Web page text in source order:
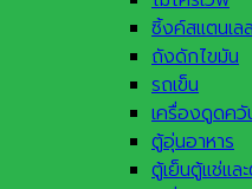
ซิ้งค์สแตนเล
ถังดักไขมัน
รถเข็น
เครื่องดูดค
ตู้อุ่นอาหาร
ตู้เย็นตู้แช่แล